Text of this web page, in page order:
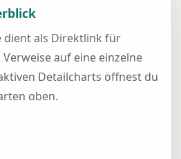
dient als Direktlink für
auf eine einzelne
Detailcharts öffnest du
oben.